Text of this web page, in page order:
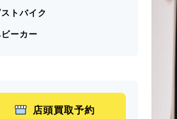
ストバイク
ーカー
店頭買取予約